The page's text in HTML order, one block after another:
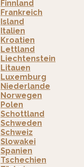
Finnland
Frankreich
Island
Italien
Kroatien
Lettland
Liechtenstein
Litauen
Luxemburg
Niederlande
Norwegen
Polen
Schottland
Schweden
Schweiz
Slowakei
Spanien
Tschechien